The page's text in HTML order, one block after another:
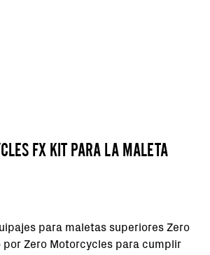
FX KIT PARA LA MALETA
para maletas superiores Zero
por Zero Motorcycles para cumplir